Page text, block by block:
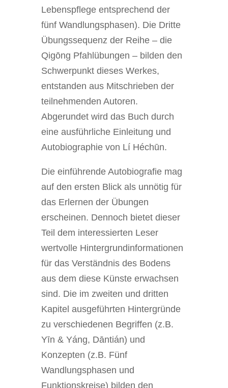
Lebenspflege entsprechend der
fünf Wandlungsphasen). Die Dritte
Übungssequenz der Reihe – die
Qigōng Pfahlübungen – bilden den
Schwerpunkt dieses Werkes,
entstanden aus Mitschrieben der
teilnehmenden Autoren.
Abgerundet wird das Buch durch
eine ausführliche Einleitung und
Autobiographie von Lí Héchūn.
Die einführende Autobiografie mag
auf den ersten Blick als unnötig für
das Erlernen der Übungen
erscheinen. Dennoch bietet dieser
Teil dem interessierten Leser
wertvolle Hintergrundinformationen
für das Verständnis des Bodens
aus dem diese Künste erwachsen
sind. Die im zweiten und dritten
Kapitel ausgeführten Hintergründe
zu verschiedenen Begriffen (z.B.
Yīn & Yáng, Dāntián) und
Konzepten (z.B. Fünf
Wandlungsphasen und
Funktionskreise) bilden den